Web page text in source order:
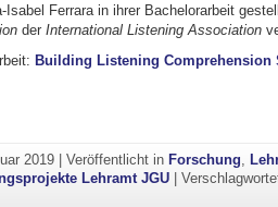
Isabel Ferrara in ihrer Bachelorarbeit
der International Listening Association
Building Listening Comprehension
2019 |Veröffentlicht in Forschung,
Lehramt JGU |